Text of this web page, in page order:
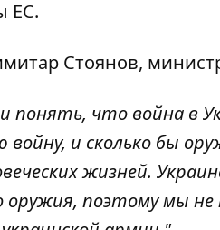
ЕС.
Стоянов,
понять, что война в
войну, и сколько бы
жизней.
поэтому мы не